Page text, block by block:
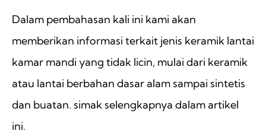
Dalam pembahasan kali ini kami akan
memberikan informasi terkait jenis keramik lantai
kamar mandi yang tidak licin, mulai dari keramik
atau lantai berbahan dasar alam sampai sintetis
dan buatan. simak selengkapnya dalam artikel
ini.